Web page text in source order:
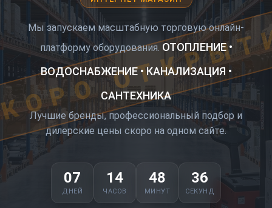
Мы запускаем масштабную торговую онлайн-
платформу оборудования. ОТОПЛЕНИЕ •
ВОДОСНАБЖЕНИЕ • КАНАЛИЗАЦИЯ •
САНТЕХНИКА
Лучшие бренды, профессиональный подбор и
дилерские цены скоро на одном сайте.
07
ДНЕЙ
14
ЧАСОВ
48
МИНУТ
35
СЕКУНД